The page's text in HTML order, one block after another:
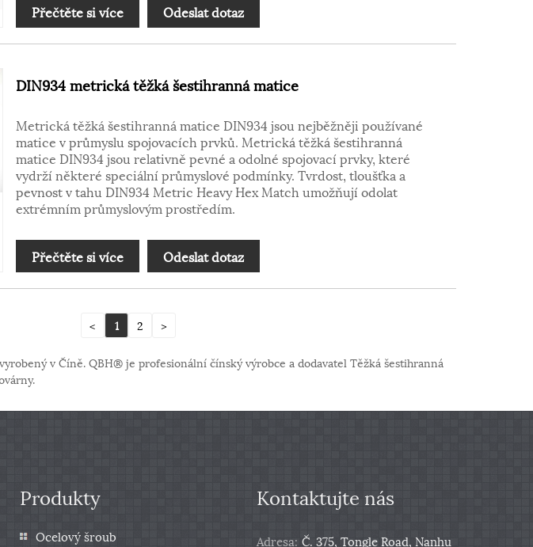
Přečtěte si více Odeslat dotaz
DIN934 metrická těžká šestihranná matice
Metrická těžká šestihranná matice DIN934 jsou nejběžněji používané
matice v průmyslu spojovacích prvků. Metrická těžká šestihranná
matice DIN934 jsou relativně pevné a odolné spojovací prvky, které
vydrží některé speciální průmyslové podmínky. Tvrdost, tloušťka a
pevnost v tahu DIN934 Metric Heavy Hex Match umožňují odolat
extrémním průmyslovým prostředím.
Přečtěte si více Odeslat dotaz
< 1 2 >
v Číně. QBH® je profesionální čínský výrobce a dodavatel Těžká šestihranná
Produkty
Ocelový šroub
Kontaktujte nás
Adresa: Č. 375, Tongle Road, Nanhu